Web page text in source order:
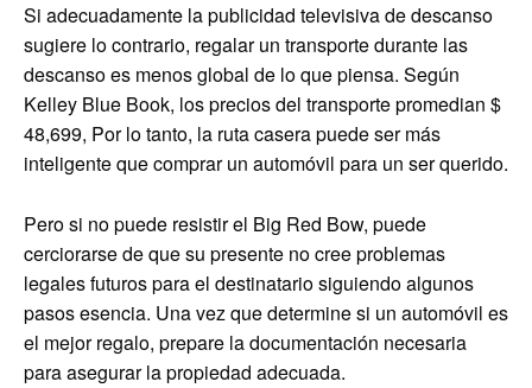
Si adecuadamente la publicidad televisiva de descanso
sugiere lo contrario, regalar un transporte durante las
descanso es menos global de lo que piensa. Según
Kelley Blue Book, los precios del transporte promedian $
48,699, Por lo tanto, la ruta casera puede ser más
inteligente que comprar un automóvil para un ser querido.
Pero si no puede resistir el Big Red Bow, puede
cerciorarse de que su presente no cree problemas
legales futuros para el destinatario siguiendo algunos
pasos esencia. Una vez que determine si un automóvil es
el mejor regalo, prepare la documentación necesaria
para asegurar la propiedad adecuada.